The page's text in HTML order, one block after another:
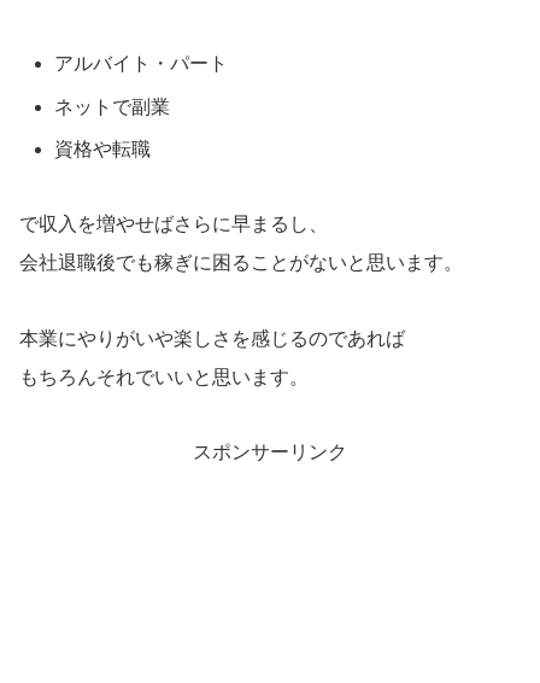
アルバイト・パート
ネットで副業
資格や転職
で収入を増やせばさらに早まるし、
会社退職後でも稼ぎに困ることがないと思います。
本業にやりがいや楽しさを感じるのであれば
もちろんそれでいいと思います。
スポンサーリンク